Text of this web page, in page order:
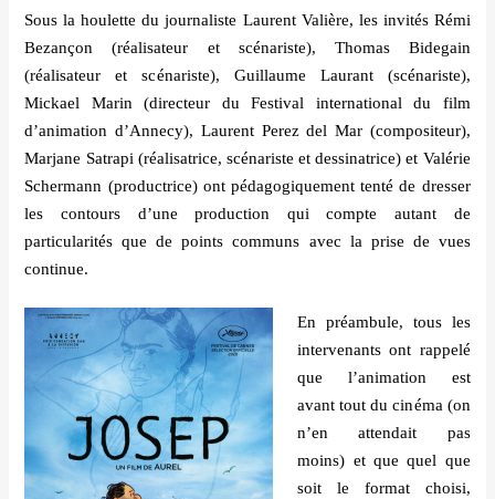
Sous la houlette du journaliste Laurent Valière, les invités Rémi
Bezançon (réalisateur et scénariste), Thomas Bidegain
(réalisateur et scénariste), Guillaume Laurant (scénariste),
Mickael Marin (directeur du Festival international du film
d’animation d’Annecy), Laurent Perez del Mar (compositeur),
Marjane Satrapi (réalisatrice, scénariste et dessinatrice) et Valérie
Schermann (productrice) ont pédagogiquement tenté de dresser
les contours d’une production qui compte autant de
particularités que de points communs avec la prise de vues
continue.
En préambule, tous les
intervenants ont rappelé
que l’animation est
avant tout du cinéma (on
n’en attendait pas
moins) et que quel que
soit le format choisi,